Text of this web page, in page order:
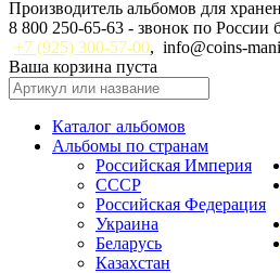
Производитель альбомов для
8 800 250-65-63 - звонок по России
+7 (925) 300-57-00, info@coins-
Ваша корзина пуста
Каталог альбомов
Альбомы по странам
Российская Империя
СССР
Российская Федерация
Украина
Беларусь
Казахстан